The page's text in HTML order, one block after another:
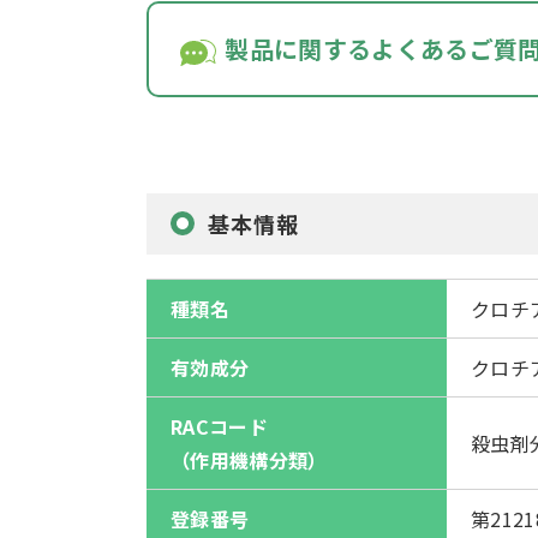
製品に関するよくあるご質
基本情報
種類名 クロチ
有効成分 クロ
RACコード
（作用機構分類）
殺虫剤
登録番号 第